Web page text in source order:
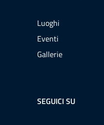
Luoghi
Eventi
Gallerie
SEGUICI SU